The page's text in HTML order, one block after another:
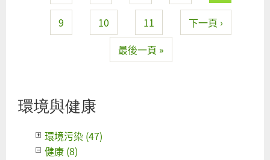
9 10 11
下一頁 ›
最後一頁 »
環境與健康
環境污染 (47)
健康 (8)